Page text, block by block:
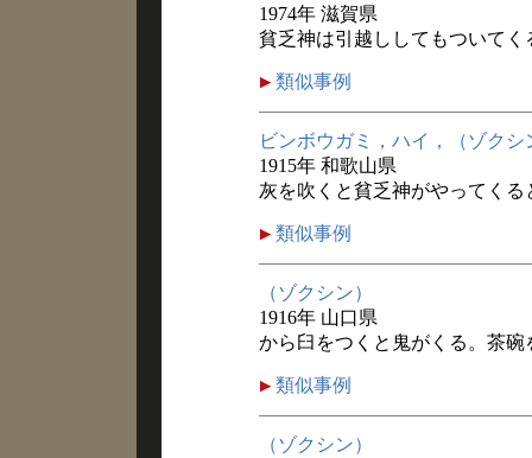
1974年 滋賀県
貧乏神は引越ししてもついてく
類似事例
ビンボウガミ，ハイ，（ゾクシ
1915年 和歌山県
灰を吹くと貧乏神がやってくる
類似事例
（ゾクシン）
1916年 山口県
から臼をつくと鬼がくる。茶
類似事例
（ゾクシン）